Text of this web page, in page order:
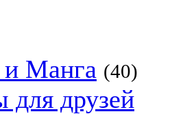
Манга (40)
для друзей